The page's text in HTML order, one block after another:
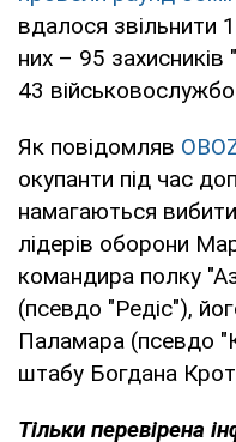
вдалося звільнити
них – 95
43
Як повідомляв
окупанти під час
намагаються
лідерів оборони
командира полку
(псевдо "Редіс"),
Паламара (псевдо
штабу Богдана
Тільки перевірена